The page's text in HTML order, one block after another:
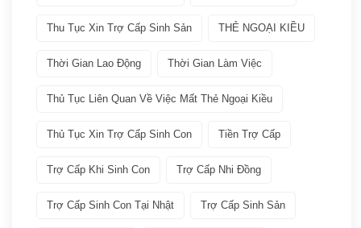
Các loại visa Nhật
Dịch vụ VISA ATTO(36)
Đoàn tụ gia đình(6)
Thu Tục Xin Trợ Cấp Sinh Sản THẺ NGOẠI KIỀU
Thời Gian Lao Động Thời Gian Làm Việc
Thủ Tục Liên Quan Về Việc Mất Thẻ Ngoại Kiều
Thủ Tục Xin Trợ Cấp Sinh Con Tiền Trợ Cấp
Trợ Cấp Khi Sinh Con Trợ Cấp Nhi Đồng
Trợ Cấp Sinh Con Tại Nhật Trợ Cấp Sinh Sản